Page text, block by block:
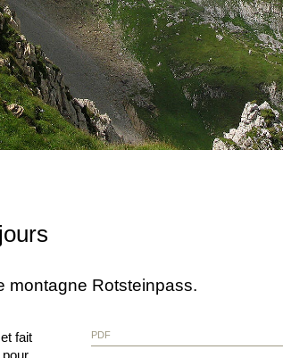
montagne Rotsteinpass.
fait
PDF